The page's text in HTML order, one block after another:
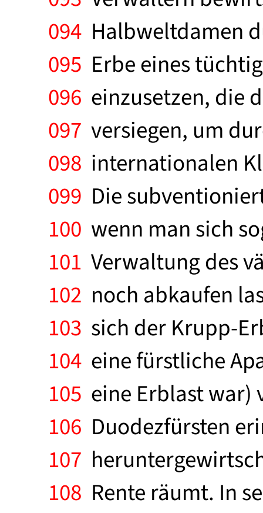
094 Halbweltdamen
095 Erbe eines
096 einzusetzen, die
097 versiegen, um
098 internationalen
099 Die
100 wenn man sich
101 Verwaltung des
102 noch abkaufen
103 sich der Krupp-
104 eine fürstliche
105 eine Erblast war)
106 Duodezfürsten
107
108 Rente räumt. In